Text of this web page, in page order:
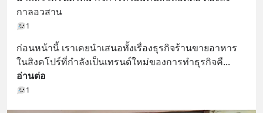
กาลอวสาน
1
ก่อนหน้านี้ เราเคยนำเสนอทั้งเรื่องธุรกิจร้านขายอาหาร
ในสิงคโปร์ที่กำลังเป็นเทรนด์ใหม่ของการทำธุรกิจคื
อ่านต่อ
1